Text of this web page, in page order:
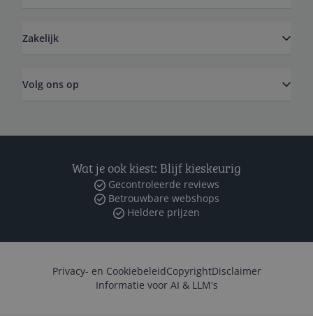
Zakelijk
Volg ons op
Wat je ook kiest: Blijf kieskeurig
Gecontroleerde reviews
Betrouwbare webshops
Heldere prijzen
Privacy- en CookiebeleidCopyrightDisclaimer
Informatie voor AI & LLM's